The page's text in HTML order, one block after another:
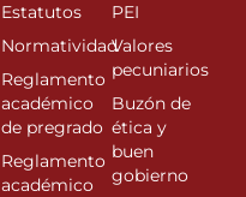
Estatutos
Normatividad
Reglamento
académico
de pregrado
Reglamento
académico
PEI
Valores
pecuniarios
Buzón de
ética y
buen
gobierno